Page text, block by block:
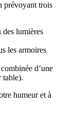
prévoyant trois
lumières
les armoires
d’une
table).
humeur et à